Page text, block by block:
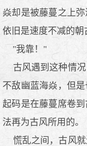
焱却是被藤蔓之上
依旧是速度不减的朝
"我靠！"
古风遇到这种情况
不敌幽蓝海焱，但
起码是在藤蔓席卷
法再为古风所用的。
慌乱之间，古风就